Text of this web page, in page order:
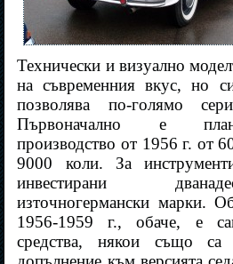
Технически и визуално
на съвременния вкус, но
позволява по-голямо
Първоначално е
производство от 1956 г. от
9000 коли. За
инвестирани
източногермански марки.
1956-1959 г., обаче, е
средства, някои също